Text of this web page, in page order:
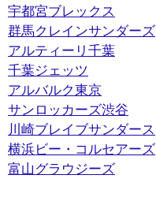
宇都宮ブレックス
群馬クレインサンダーズ
アルティーリ千葉
千葉ジェッツ
アルバルク東京
サンロッカーズ渋谷
川崎ブレイブサンダース
横浜ビー・コルセアーズ
富山グラウジーズ